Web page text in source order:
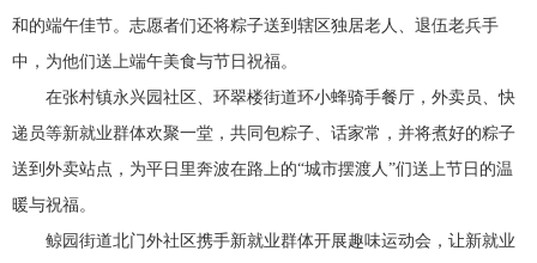
和的端午佳节。志愿者们还将粽子送到辖区独居老人、退伍老兵手
中，为他们送上端午美食与节日祝福。
在张村镇永兴园社区、环翠楼街道环小蜂骑手餐厅，外卖员、快
递员等新就业群体欢聚一堂，共同包粽子、话家常，并将煮好的粽子
送到外卖站点，为平日里奔波在路上的“城市摆渡人”们送上节日的温
暖与祝福。
鲸园街道北门外社区携手新就业群体开展趣味运动会，让新就业